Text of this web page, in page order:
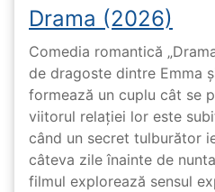
Drama (2026)
Comedia romantică
de dragoste dintre Emma
formează un cuplu cât se
viitorul relației lor este
când un secret tulburător
câteva zile înainte de
filmul explorează sensul